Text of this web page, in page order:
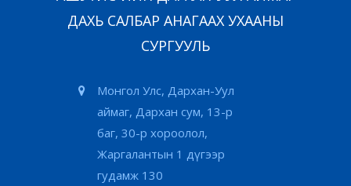
ДАХЬ САЛБАР АНАГААХ УХААНЫ
СУРГУУЛЬ
Монгол Улс, Дархан-Уул
аймаг, Дархан сум, 13-р
баг, 30-р хороолол,
Жаргалантын 1 дүгээр
гудамж 130